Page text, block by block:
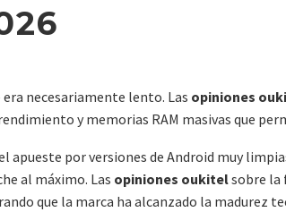
necesariamente lento. Las opiniones
y memorias RAM masivas que
apueste por versiones de Android muy
al máximo. Las opiniones oukitelsobre la
que la marca ha alcanzado la madurez